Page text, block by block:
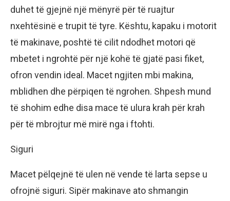
duhet të gjejnë një mënyrë për të ruajtur
nxehtësinë e trupit të tyre. Kështu, kapaku i motorit
të makinave, poshtë të cilit ndodhet motori që
mbetet i ngrohtë për një kohë të gjatë pasi fiket,
ofron vendin ideal. Macet ngjiten mbi makina,
mblidhen dhe përpiqen të ngrohen. Shpesh mund
të shohim edhe disa mace të ulura krah për krah
për të mbrojtur më mirë nga i ftohti.
Siguri
Macet pëlqejnë të ulen në vende të larta sepse u
ofrojnë siguri. Sipër makinave ato shmangin